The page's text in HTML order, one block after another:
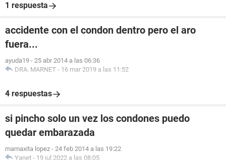
1 respuesta
accidente con el condon dentro pero el aro
fuera...
ayuda19 - 25 abr 2014 a las 06:36
DRA. MARNET - 16 mar 2019 a las 11:52
4 respuestas
si pincho solo un vez los condones puedo
quedar embarazada
mamaxita lopez - 24 feb 2014 a las 19:22
Yanet - 19 jul 2022 a las 08:05